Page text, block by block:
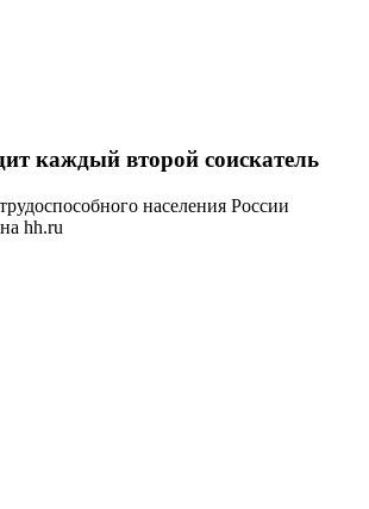
каждый второй соискатель
населения России
hh.ru